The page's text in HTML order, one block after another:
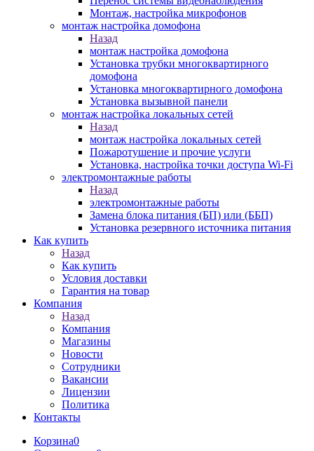
Монтаж, настройка микрофонов
монтаж настройка домофона
Назад
монтаж настройка домофона
Установка трубки многоквартирного
домофона
Установка многоквартирного домофона
Установка вызывной панели
монтаж настройка локальных сетей
Назад
монтаж настройка локальных сетей
Пожаротушение и прочие услуги
Установка, настройка точки доступа Wi-Fi
электромонтажные работы
Назад
электромонтажные работы
Замена блока питания (БП) или (ББП)
Установка резервного источника питания
Как купить
Назад
Как купить
Условия доставки
Гарантия на товар
Компания
Назад
Компания
Магазины
Новости
Сотрудники
Вакансии
Лицензии
Политика
Контакты
Корзина0